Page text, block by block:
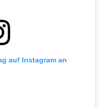
auf Instagram an